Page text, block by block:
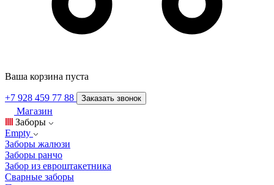
Ваша корзина пуста
+7 928 459 77 88 Заказать звонок
Магазин
Заборы
Empty
Заборы жалюзи
Заборы ранчо
Забор из евроштакетника
Сварные заборы